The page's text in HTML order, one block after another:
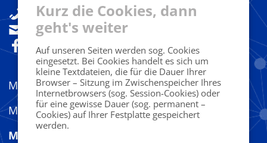
+49(0)160 92533841
sekretariat@marketingclub-harz.de
Folgen Sie uns!
MC Harz bei LinkedIn
MC Harz bei Instagram
Mitglied werden
Kurz die Cookies, dann
geht's weiter
Auf unseren Seiten werden sog. Cookies
eingesetzt. Bei Cookies handelt es sich um
kleine Textdateien, die für die Dauer Ihrer
Browser – Sitzung im Zwischenspeicher Ihres
Internetbrowsers (sog. Session-Cookies) oder
für eine gewisse Dauer (sog. permanent –
Cookies) auf Ihrer Festplatte gespeichert
werden.